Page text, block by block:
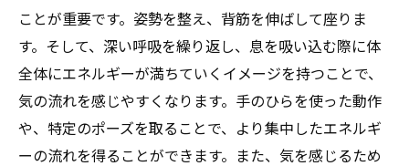
ことが重要です。姿勢を整え、背筋を伸ばして座りま
す。そして、深い呼吸を繰り返し、息を吸い込む際に体
全体にエネルギーが満ちていくイメージを持つことで、
気の流れを感じやすくなります。手のひらを使った動作
や、特定のポーズを取ることで、より集中したエネルギ
ーの流れを得ることができます。また、気を感じるため